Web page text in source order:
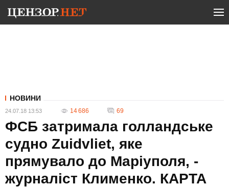
НОВИНИ
24.07.18 13:53 14 686 69
ФСБ затримала голландське
судно Zuidvliet, яке
прямувало до Маріуполя, -
журналіст Клименко. КАРТА